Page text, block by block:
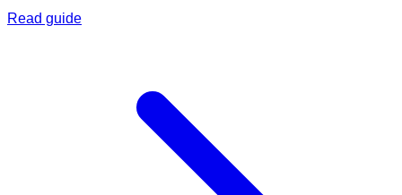
Read guide